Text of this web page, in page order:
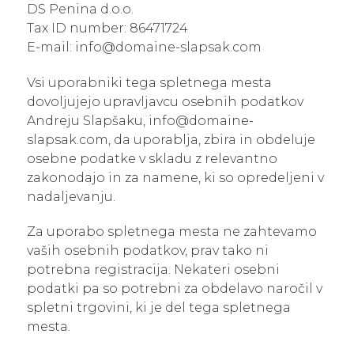
DS Penina d.o.o.
Tax ID number: 86471724
E-mail: info@domaine-slapsak.com
Vsi uporabniki tega spletnega mesta
dovoljujejo upravljavcu osebnih podatkov
Andreju Slapšaku, info@domaine-
slapsak.com, da uporablja, zbira in obdeluje
osebne podatke v skladu z relevantno
zakonodajo in za namene, ki so opredeljeni v
nadaljevanju.
Za uporabo spletnega mesta ne zahtevamo
vaših osebnih podatkov, prav tako ni
potrebna registracija. Nekateri osebni
podatki pa so potrebni za obdelavo naročil v
spletni trgovini, ki je del tega spletnega
mesta.